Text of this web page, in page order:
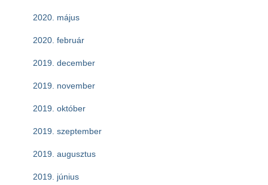
2020. május
2020. február
2019. december
2019. november
2019. október
2019. szeptember
2019. augusztus
2019. június